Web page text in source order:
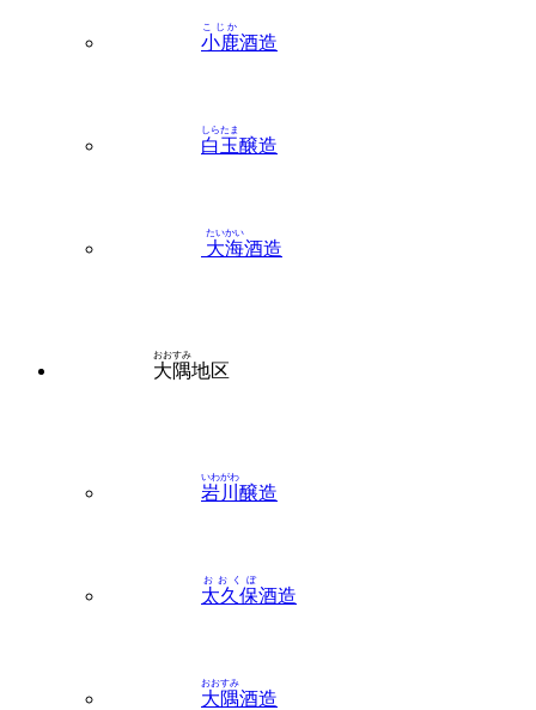
小鹿
こじか
酒造
白玉
しらたま
醸造
大海
たいかい
酒造
大隅
おおすみ
地区
岩川
いわがわ
醸造
太久保
おおくぼ
酒造
大隅
おおすみ
酒造